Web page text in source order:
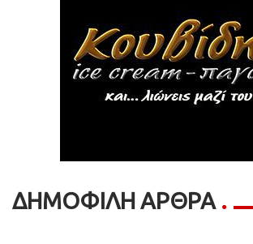
ΔΗΜΟΦΙΛΗ ΑΡΘΡΑ